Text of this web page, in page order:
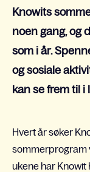
Knowits
noen gang, og
som i år.
og sosiale
kan se frem til
Hvert år søker
sommerprogram
ukene har